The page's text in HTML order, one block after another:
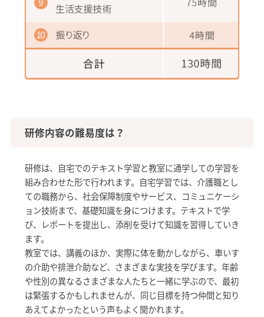
研修内容の難易度は？
研修は、自宅でのテキスト学習と教室に通学しての学習を
組み合わせた形で行われます。自宅学習では、介護職とし
ての職務から、社会保障制度やサービス、コミュニケーシ
ョン技術まで、基礎知識を身につけます。テキストで学
び、レポートを提出し、添削を受けて知識を習得していき
ます。
教室では、講義のほか、実際に体を動かしながら、車いす
の介助や排泄介助など、さまざまな実技を学びます。年齢
や性別の異なるさまざまな人たちと一緒に学ぶので、最初
は緊張するかもしれませんが、同じ目標を持つ仲間と知り
あえてよかったという声もよく聞かれます。